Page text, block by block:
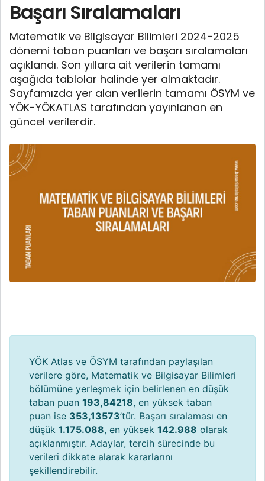
Başarı Sıralamaları
Matematik ve Bilgisayar Bilimleri 2024-2025
dönemi taban puanları ve başarı sıralamaları
açıklandı. Son yıllara ait verilerin tamamı
aşağıda tablolar halinde yer almaktadır.
Sayfamızda yer alan verilerin tamamı ÖSYM ve
YÖK-YÖKATLAS tarafından yayınlanan en
güncel verilerdir.
YÖK Atlas ve ÖSYM tarafından paylaşılan
verilere göre, Matematik ve Bilgisayar Bilimleri
bölümüne yerleşmek için belirlenen en düşük
taban puan 193,84218, en yüksek taban
puan ise 353,13573’tür. Başarı sıralaması en
düşük 1.175.088, en yüksek 142.988 olarak
açıklanmıştır. Adaylar, tercih sürecinde bu
verileri dikkate alarak kararlarını
şekillendirebilir.